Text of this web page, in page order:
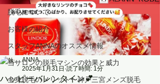
脱毛について
お客様の紹介
スタッフANNAのオススメ情報
当サロンの脱毛マシンの効果と威力
全身脱毛のメリット〜神戸三宮メンズ脱毛
ハッピーバレンタイン💕
ANNA
2025年1月31日 読了時間: 1分